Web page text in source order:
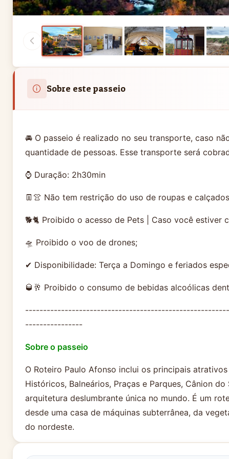
Sobre este passeio
🚘 O passeio é realizado no seu transporte, caso
quantidade de pessoas. Esse transporte será
⌚ Duração: 2h30min
👖👚 Não tem restrição do uso de roupas e
🐕🐈 Proibido o acesso de Pets | Caso você estiver
🛸 Proibido o voo de drones;
✔ Disponibilidade: Terça a Domingo e feriados
🥃🥂 Proibido o consumo de bebidas alcoólicas
----------------
Sobre o passeio
O Roteiro Paulo Afonso inclui os principais
Históricos, Balneários, Praças e Parques, Cânion
arquitetura deslumbrante única no mundo. É um
desde uma casa de máquinas subterrânea, da
do nordeste.